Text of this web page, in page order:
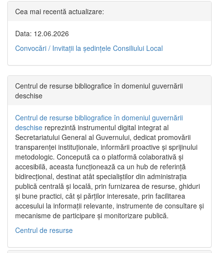
Cea mai recentă actualizare:
Data: 12.06.2026
Convocări / Invitaţii la şedinţele Consiliului Local
Centrul de resurse bibliografice în domeniul guvernării
deschise
Centrul de resurse bibliografice în domeniul guvernării
deschise reprezintă instrumentul digital integrat al
Secretariatului General al Guvernului, dedicat promovării
transparenței instituționale, informării proactive și sprijinului
metodologic. Concepută ca o platformă colaborativă și
accesibilă, aceasta funcționează ca un hub de referință
bidirecțional, destinat atât specialiștilor din administrația
publică centrală și locală, prin furnizarea de resurse, ghiduri
și bune practici, cât și părților interesate, prin facilitarea
accesului la informații relevante, instrumente de consultare și
mecanisme de participare și monitorizare publică.
Centrul de resurse